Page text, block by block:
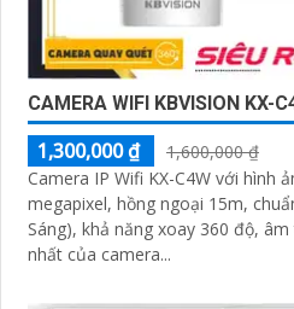
CAMERA WIFI KBVISION KX-
1,300,000 ₫
1,600,000 ₫
Camera IP Wifi KX-C4W với hình
megapixel, hồng ngoại 15m,
Sáng), khả năng xoay 360 độ, âm thanh và loa. Ưu điểm lớn
nhất của camera...